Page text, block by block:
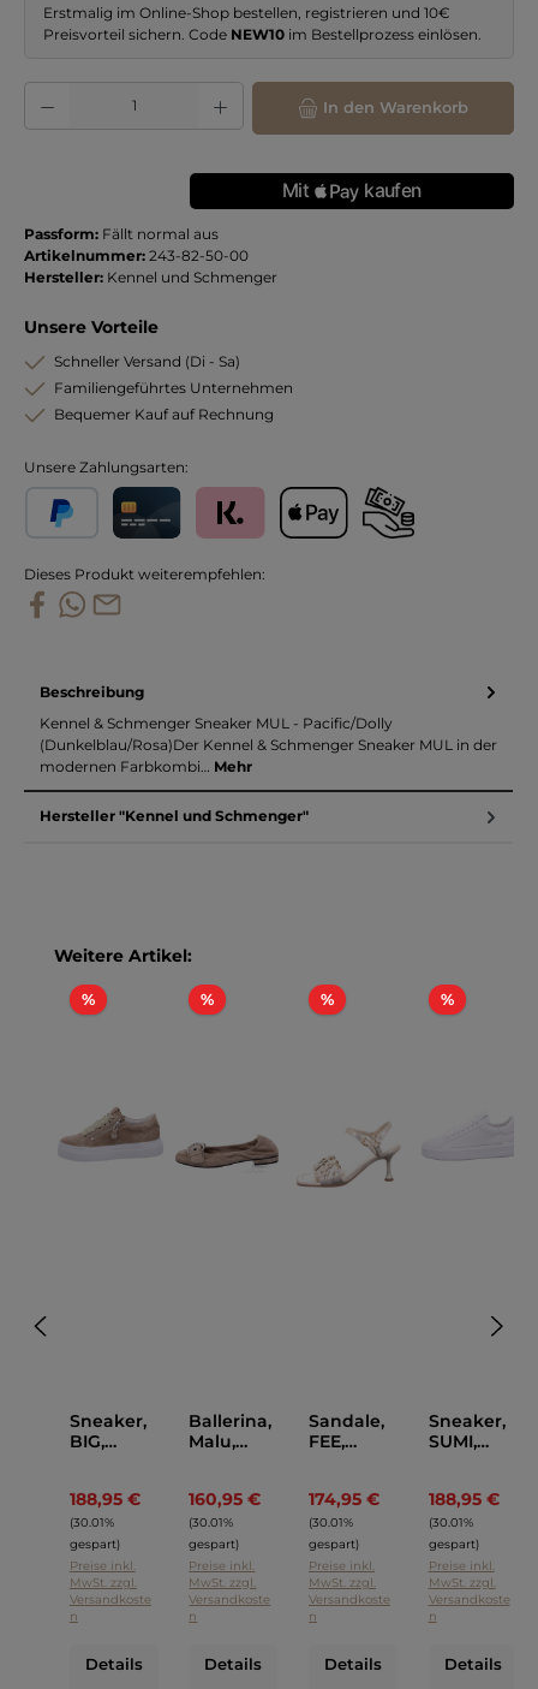
Erstmalig im Online-Shop bestellen, registrieren und 10€
Preisvorteil sichern. Code NEW10 im Bestellprozess einlösen.
Produkt Anzahl: Gib den gewünschten Wert ein oder benutze die
In den Warenkorb
Passform: Fällt normal aus
Artikelnummer: 243-82-50-00
Hersteller: Kennel und Schmenger
Unsere Vorteile
Schneller Versand (Di - Sa)
Familiengeführtes Unternehmen
Bequemer Kauf auf Rechnung
Unsere Zahlungsarten:
Dieses Produkt weiterempfehlen:
Beschreibung
Kennel & Schmenger Sneaker MUL - Pacific/Dolly
(Dunkelblau/Rosa)Der Kennel & Schmenger Sneaker MUL in der
modernen Farbkombi… Mehr
Hersteller "Kennel und Schmenger"
Produktgalerie überspringen
Weitere Artikel:
%Rabatt
Sneaker,
BIG,
er
188,95 €
Regulärer Preis:
(30.01%
gespart)
Preise inkl.
MwSt. zzgl.
Versandkoste
n
Details
%Rabatt
Ballerina,
Malu,
Schmeng
er
160,95 €
Regulärer Preis:
(30.01%
gespart)
Preise inkl.
MwSt. zzgl.
Versandkoste
n
Details
%Rabatt
Sandale,
FEE,
Schmeng
er
174,95 €
Regulärer Preis:
(30.01%
gespart)
Preise inkl.
MwSt. zzgl.
Versandkoste
n
Details
%Rabatt
Sneaker,
SUMI,
er
188,95 €
(30.01%
gespart)
Preise inkl.
MwSt. zzgl.
Versandkoste
n
Details